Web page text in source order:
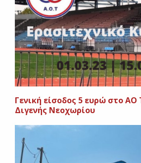
Γενική είσοδος 5 ευρώ στο ΑΟ
Διγενής Νεοχωρίου